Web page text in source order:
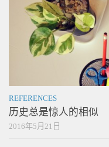
REFERENCES
历史总是惊人的相似
2016年5月21日